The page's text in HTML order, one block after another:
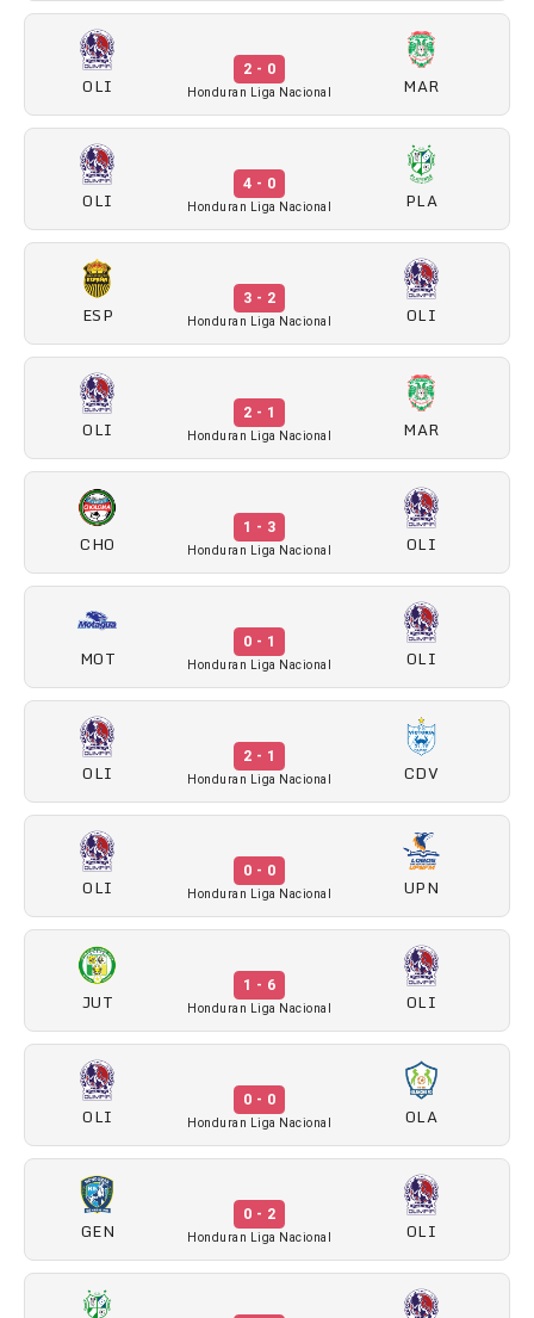
OLI
2 - 0
Honduran Liga Nacional MAR
OLI
4 - 0
Honduran Liga Nacional PLA
ESP
3 - 2
Honduran Liga Nacional OLI
OLI
2 - 1
Honduran Liga Nacional MAR
CHO
1 - 3
Honduran Liga Nacional OLI
MOT
0 - 1
Honduran Liga Nacional OLI
OLI
2 - 1
Honduran Liga Nacional CDV
OLI
0 - 0
Honduran Liga Nacional UPN
JUT
1 - 6
Honduran Liga Nacional OLI
OLI
0 - 0
Honduran Liga Nacional OLA
GEN
0 - 2
Honduran Liga Nacional OLI